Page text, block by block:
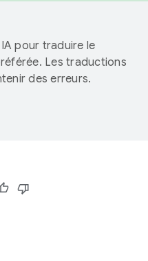
pour traduire le
Les traductions
des erreurs.